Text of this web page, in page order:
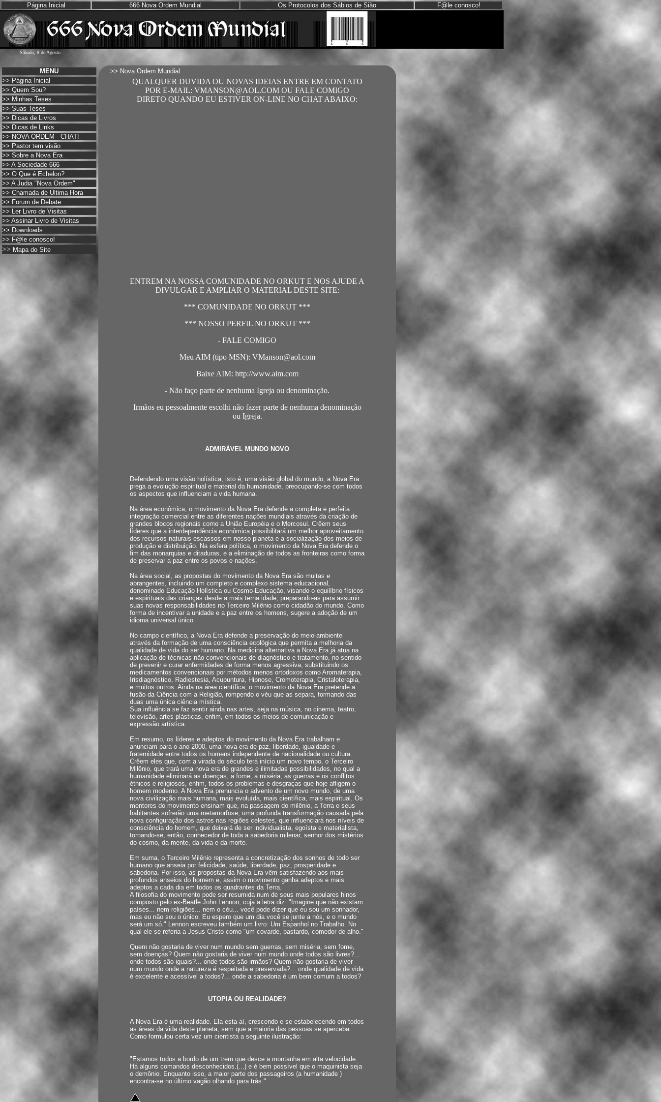
Página Inicial 666 Nova Ordem Mundial Os Protocolos dos Sábios de Sião F@le conosco!
Sábado, 8 de Agosto
MENU
>> Página Inicial
>> Quem Sou?
>> Minhas Teses
>> Suas Teses
>> Dicas de Livros
>> Dicas de Links
>> NOVA ORDEM - CHAT!
>> Pastor tem visão
>> Sobre a Nova Era
>> A Sociedade 666
>> O Que é Echelon?
>> A Judia "Nova Ordem"
>> Chamada de Ultima Hora
>> Forum de Debate
>> Ler Livro de Visitas
>> Assinar Livro de Visitas
>> Downloads
>> F@le conosco!
>> Mapa do Site
>> Nova Ordem Mundial
QUALQUER DUVIDA OU NOVAS IDEIAS ENTRE EM CONTATO
POR E-MAIL: VMANSON@AOL.COM OU FALE COMIGO
DIRETO QUANDO EU ESTIVER ON-LINE NO CHAT ABAIXO:
ENTREM NA NOSSA COMUNIDADE NO ORKUT E NOS AJUDE A
DIVULGAR E AMPLIAR O MATERIAL DESTE SITE:
*** COMUNIDADE NO ORKUT ***
*** NOSSO PERFIL NO ORKUT ***
- FALE COMIGO
Meu AIM (tipo MSN): VManson@aol.com
Baixe AIM: http://www.aim.com
- Não faço parte de nenhuma Igreja ou denominação.
Irmãos eu pessoalmente escolhi não fazer parte de nenhuma denominação
ou Igreja.
ADMIRÁVEL MUNDO NOVO
Defendendo uma visão holística, isto é, uma visão global do mundo, a Nova Era
prega a evolução espiritual e material da humanidade, preocupando-se com todos
os aspectos que influenciam a vida humana.
Na área econômica, o movimento da Nova Era defende a completa e perfeita
integração comercial entre as diferentes nações mundiais através da criação de
grandes blocos regionais como a União Européia e o Mercosul. Crêem seus
líderes que a interdependência econômica possibilitará um melhor aproveitamento
dos recursos naturais escassos em nosso planeta e a socialização dos meios de
produção e distribuição. Na esfera política, o movimento da Nova Era defende o
fim das monarquias e ditaduras, e a eliminação de todos as fronteiras como forma
de preservar a paz entre os povos e nações.
Na área social, as propostas do movimento da Nova Era são muitas e
abrangentes, incluindo um completo e complexo sistema educacional,
denominado Educação Holística ou Cosmo-Educação, visando o equilíbrio físicos
e espirituais das crianças desde a mais terna idade, preparando-as para assumir
suas novas responsabilidades no Terceiro Milênio como cidadão do mundo. Como
forma de incentivar a unidade e a paz entre os homens, sugere a adoção de um
idioma universal único.
No campo científico, a Nova Era defende a preservação do meio-ambiente
através da formação de uma consciência ecológica que permita a melhoria da
qualidade de vida do ser humano. Na medicina alternativa a Nova Era já atua na
aplicação de técnicas não-convencionais de diagnóstico e tratamento, no sentido
de prevenir e curar enfermidades de forma menos agressiva, substituindo os
medicamentos convencionais por métodos menos ortodoxos como Aromaterapia,
Irisdiagnóstico, Radiestesia, Acupuntura, Hipnose, Cromoterapia, Cristaloterapia,
e muitos outros. Ainda na área científica, o movimento da Nova Era pretende a
fusão da Ciência com a Religião, rompendo o véu que as separa, formando das
duas uma única ciência mística.
Sua influência se faz sentir ainda nas artes, seja na música, no cinema, teatro,
televisão, artes plásticas, enfim, em todos os meios de comunicação e
expressão artística.
Em resumo, os líderes e adeptos do movimento da Nova Era trabalham e
anunciam para o ano 2000, uma nova era de paz, liberdade, igualdade e
fraternidade entre todos os homens independente de nacionalidade ou cultura.
Crêem eles que, com a virada do século terá início um novo tempo, o Terceiro
Milênio, que trará uma nova era de grandes e ilimitadas possibilidades, no qual a
humanidade eliminará as doenças, a fome, a miséria, as guerras e os conflitos
étnicos e religiosos, enfim, todos os problemas e desgraças que hoje afligem o
homem moderno. A Nova Era prenuncia o advento de um novo mundo, de uma
nova civilização mais humana, mais evoluída, mais científica, mais espiritual. Os
mentores do movimento ensinam que, na passagem do milênio, a Terra e seus
habitantes sofrerão uma metamorfose, uma profunda transformação causada pela
nova configuração dos astros nas regiões celestes, que influenciará nos níveis de
consciência do homem, que deixará de ser individualista, egoísta e materialista,
tornando-se, então, conhecedor de toda a sabedoria milenar, senhor dos mistérios
do cosmo, da mente, da vida e da morte.
Em suma, o Terceiro Milênio representa a concretização dos sonhos de todo ser
humano que anseia por felicidade, saúde, liberdade, paz, prosperidade e
sabedoria. Por isso, as propostas da Nova Era vêm satisfazendo aos mais
profundos anseios do homem e, assim o movimento ganha adeptos e mais
adeptos a cada dia em todos os quadrantes da Terra.
A filosofia do movimento pode ser resumida num de seus mais populares hinos
composto pelo ex-Beatle John Lennon, cuja a letra diz: "Imagine que não existam
países... nem religiões... nem o céu... você pode dizer que eu sou um sonhador,
mas eu não sou o único. Eu espero que um dia você se junte a nós, e o mundo
será um só." Lennon escreveu também um livro: Um Espanhol no Trabalho. No
qual ele se referia a Jesus Cristo como "um covarde, bastardo, comedor de alho."
Quem não gostaria de viver num mundo sem guerras, sem miséria, sem fome,
sem doenças? Quem não gostaria de viver num mundo onde todos são livres?...
onde todos são iguais?... onde todos são irmãos? Quem não gostaria de viver
num mundo onde a natureza é respeitada e preservada?... onde qualidade de vida
é excelente e acessível a todos?... onde a sabedoria é um bem comum a todos?
UTOPIA OU REALIDADE?
A Nova Era é uma realidade. Ela esta aí, crescendo e se estabelecendo em todos
as áreas da vida deste planeta, sem que a maioria das pessoas se aperceba.
Como formulou certa vez um cientista a seguinte ilustração:
"Estamos todos a bordo de um trem que desce a montanha em alta velocidade.
Há alguns comandos desconhecidos.(...) e é bem possível que o maquinista seja
o demônio. Enquanto isso, a maior parte dos passageiros (a humanidade )
encontra-se no último vagão olhando para trás."